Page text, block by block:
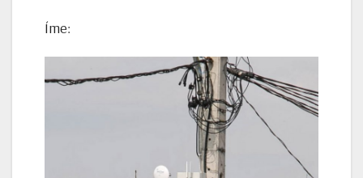
Íme: